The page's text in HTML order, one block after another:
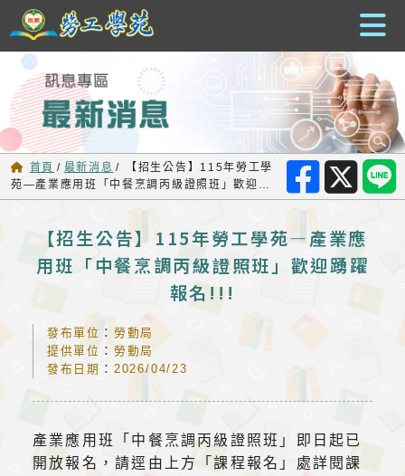
跳到主要內容
首頁 / 最新消息 /
【招生公告】115年勞工學
苑—產業應用班「中餐烹調丙級證照班」歡迎踴
躍報名!!!
【招生公告】115年勞工學苑—產業應
用班「中餐烹調丙級證照班」歡迎踴躍
報名!!!
發布單位 ： 勞動局
提供單位 ： 勞動局
發布日期 ： 2026/04/23
產業應用班「中餐烹調丙級證照班」即日起已
開放報名，請逕由上方「課程報名」處詳閱課